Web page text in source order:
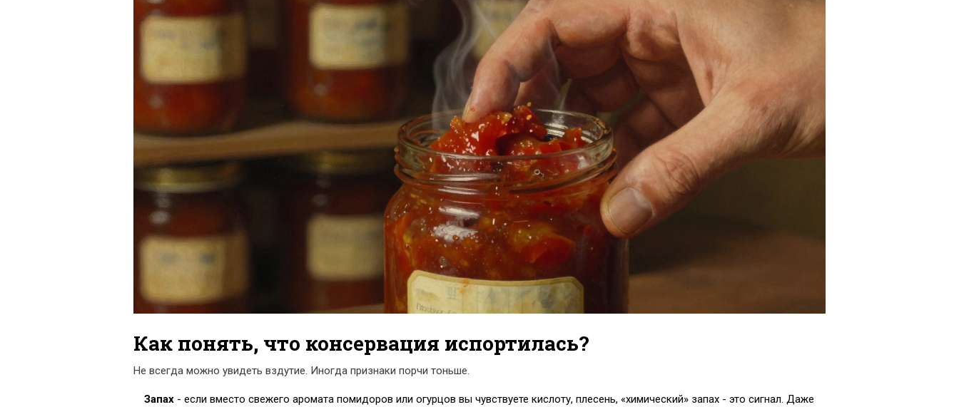
Как понять, что консервация испортилась?
Не всегда можно увидеть вздутие. Иногда признаки порчи тоньше.
Запах - если вместо свежего аромата помидоров или огурцов вы чувствуете кислоту, плесень, «химический» запах - это сигнал. Даже